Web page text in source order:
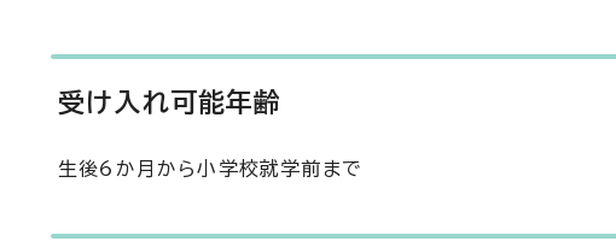
受け入れ可能年齢
生後6か月から小学校就学前まで